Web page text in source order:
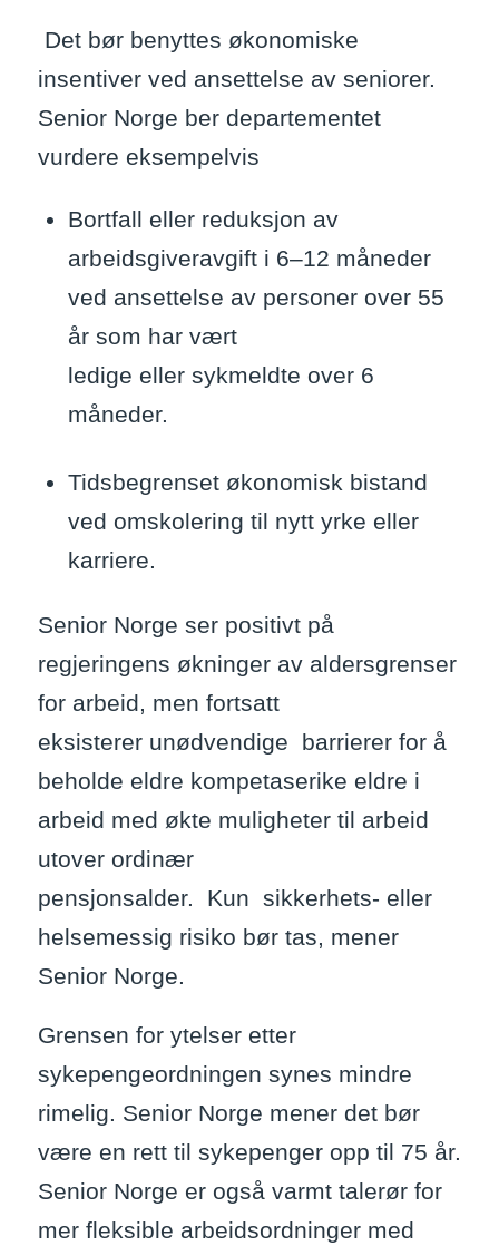
Det bør benyttes økonomiske
insentiver ved ansettelse av seniorer.
Senior Norge ber departementet
vurdere eksempelvis
Bortfall eller reduksjon av
arbeidsgiveravgift i 6–12 måneder
ved ansettelse av personer over 55
år som har vært
ledige eller sykmeldte over 6
måneder.
Tidsbegrenset økonomisk bistand
ved omskolering til nytt yrke eller
karriere.
Senior Norge ser positivt på
regjeringens økninger av aldersgrenser
for arbeid, men fortsatt
eksisterer unødvendige barrierer for å
beholde eldre kompetaserike eldre i
arbeid med økte muligheter til arbeid
utover ordinær
pensjonsalder. Kun sikkerhets- eller
helsemessig risiko bør tas, mener
Senior Norge.
Grensen for ytelser etter
sykepengeordningen synes mindre
rimelig. Senior Norge mener det bør
være en rett til sykepenger opp til 75 år.
Senior Norge er også varmt talerør for
mer fleksible arbeidsordninger med